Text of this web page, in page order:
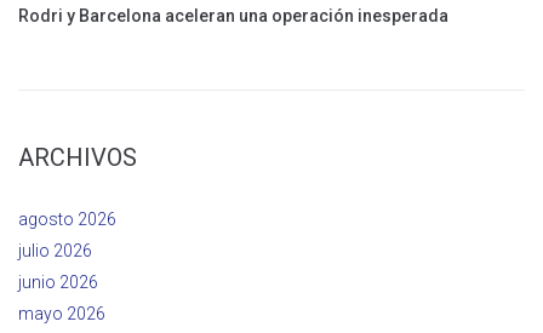
Rodri y Barcelona aceleran una operación inesperada
ARCHIVOS
agosto 2026
julio 2026
junio 2026
mayo 2026